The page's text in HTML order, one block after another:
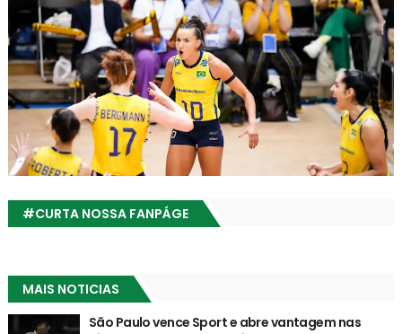
#CURTA NOSSA FANPÁGE
MAIS NOTICIAS
São Paulo vence Sport e abre vantagem nas